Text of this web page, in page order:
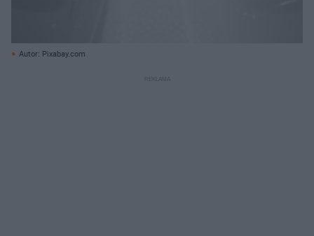
Autor: Pixabay.com